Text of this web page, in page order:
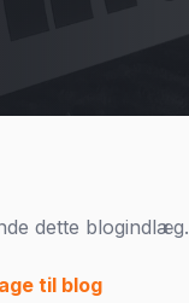
dette blogindlæg.
til blog